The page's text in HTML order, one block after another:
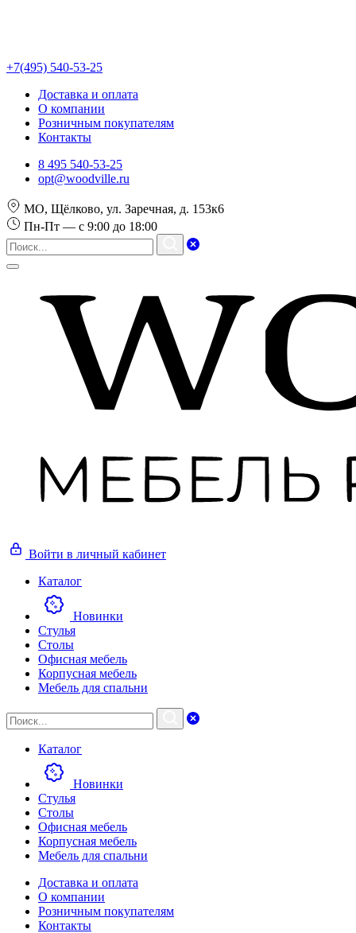
+7(495) 540-53-25
Доставка и оплата
О компании
Розничным покупателям
Контакты
8 495 540-53-25
opt@woodville.ru
МО, Щёлково, ул. Заречная, д. 153к6
Пн-Пт — с 9:00 до 18:00
Войти в личный кабинет
Каталог
Новинки
Стулья
Столы
Офисная мебель
Корпусная мебель
Мебель для спальни
Каталог
Новинки
Стулья
Столы
Офисная мебель
Корпусная мебель
Мебель для спальни
Доставка и оплата
О компании
Розничным покупателям
Контакты